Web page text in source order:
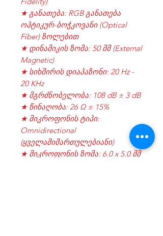
★ განათება: RGB განათება
ოპტიკურ-ბოჭკოვანი (Optical
Fiber) ზოლებით
★ დინამიკის ზომა: 50 მმ (External
Magnetic)
★ სიხშირის დიაპაზონი: 20 Hz -
20 KHz
★ მგრძნობელობა: 108 dB ± 3 dB
★ წინაღობა: 26 Ω ± 15%
★ მიკროფონის ტიპი:
Omnidirectional
(ყველამიმართულებიანი)
★ მიკროფონის ზომა: 6.0 x 5.0 მმ